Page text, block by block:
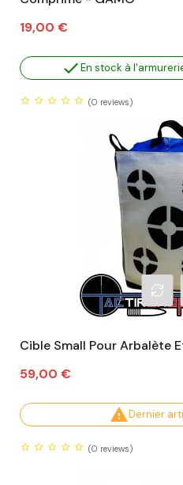
Prix
19,00 €
En stock à
(0 reviews)
Cible Small Pour Arbalète
Prix
59,00 €
Dernier
(0 reviews)